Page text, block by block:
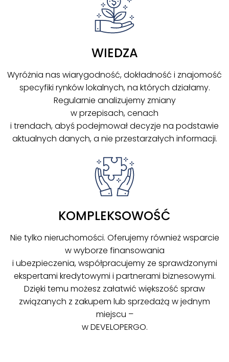
WIEDZA
Wyróżnia nas wiarygodność, dokładność i znajomość
specyfiki rynków lokalnych, na których działamy.
Regularnie analizujemy zmiany
w przepisach, cenach
i trendach, abyś podejmował decyzje na podstawie
aktualnych danych, a nie przestarzałych informacji.
KOMPLEKSOWOŚĆ
Nie tylko nieruchomości. Oferujemy również wsparcie
w wyborze finansowania
i ubezpieczenia, współpracujemy ze sprawdzonymi
ekspertami kredytowymi i partnerami biznesowymi.
Dzięki temu możesz załatwić większość spraw
związanych z zakupem lub sprzedażą w jednym
miejscu –
w DEVELOPERGO.